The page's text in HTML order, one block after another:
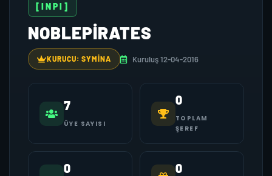
[INPI]
NOBLEPIRATES
KURUCU: SYMINA Kuruluş 12-04-2016
7
ÜYE SAYISI
0
TOPLAM
ŞEREF
0 0